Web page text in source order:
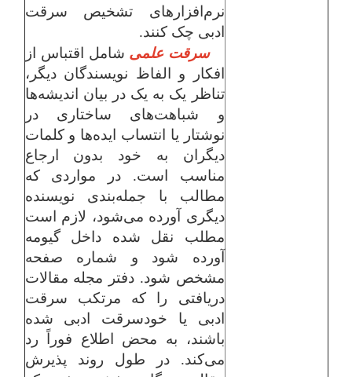
نرم‌افزارهای تشخیص سرقت
ادبی چک کنند.
سرقت علمی شامل اقتباس از
افکار و الفاظ نویسندگان دیگر،
تناظر یک به یک در بیان اندیشه‌ها
و شباهت‌های ساختاری در
نوشتار یا انتساب ایده‌ها و کلمات
دیگران به خود بدون ارجاع
مناسب است. در مواردی که
مطالب با جمله‌بندی نویسنده
دیگری آورده می‌شود، لازم است
مطلب نقل شده داخل گیومه
آورده شود و شماره صفحه
مشخص شود. دفتر مجله مقالات
دریافتی را که مرتکب سرقت
ادبی یا خودسرقت ادبی شده
باشند، به محض اطلاع فوراً رد
می‌کند. در طول روند پذیرش